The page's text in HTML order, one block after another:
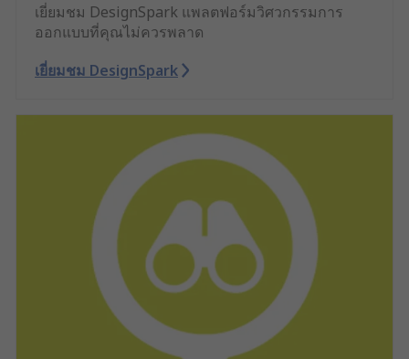
เยี่ยมชม DesignSpark แพลตฟอร์มวิศวกรรมการ
ออกแบบที่คุณไม่ควรพลาด
เยี่ยมชม DesignSpark